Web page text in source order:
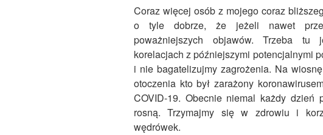
Coraz więcej osób z mojego coraz
o tyle dobrze, że jeżeli nawet
poważniejszych objawów. Trzeba tu
korelacjach z późniejszymi potencjalnymi
i nie bagatelizujmy zagrożenia. Na
otoczenia kto był zarażony
COVID-19. Obecnie niemal każdy
rosną. Trzymajmy się w zdrowiu i
wędrówek.